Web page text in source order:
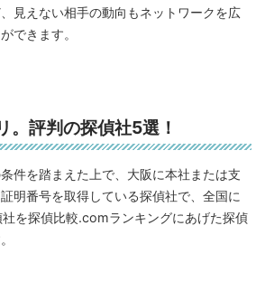
見えない相手の動向もネットワークを広
できます。
。評判の探偵社5選！
件を踏まえた上で、大阪に本社または支
明番号を取得している探偵社で、全国に
を探偵比較.comランキングにあげた探偵